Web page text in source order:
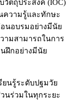
ตถุประสงค์ (IOC)
ความรู้และทักษะ
นอบรมอย่างมีนัย
ามสามารถในการ
ฝึกอย่างมีนัย
ยนรู้ระดับปฐมวัย
นร่วมในทุกระยะ